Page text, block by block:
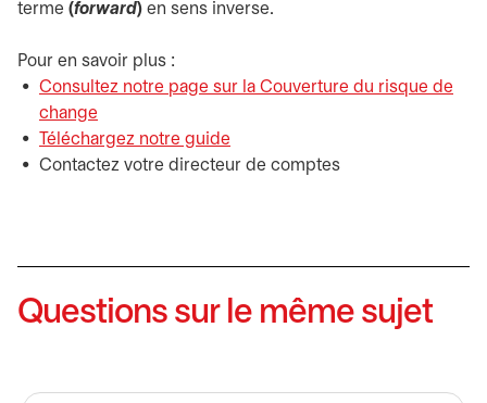
terme (forward) en sens inverse.
Pour en savoir plus :
Consultez notre page sur la Couverture du risque de
change
Téléchargez notre guide
Contactez votre directeur de comptes
Questions sur le même sujet